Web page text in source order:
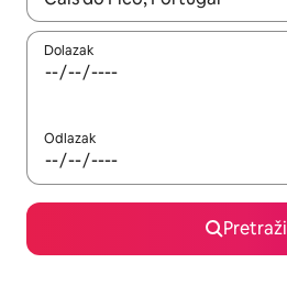
Dolazak
Odlazak
Pretraži